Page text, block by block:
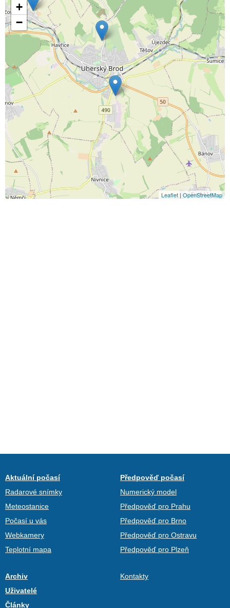
+
−
Leaflet | OpenStreetMap
Aktuální počasí
Radarové snímky
Meteostanice
Počasí u vás
Webkamery
Teplotní mapa
Předpověď počasí
Numerický model
Předpověď pro Prahu
Předpověď pro Brno
Předpověď pro Ostravu
Předpověď pro Plzeň
Archiv
Uživatelé
Články
Kontakty